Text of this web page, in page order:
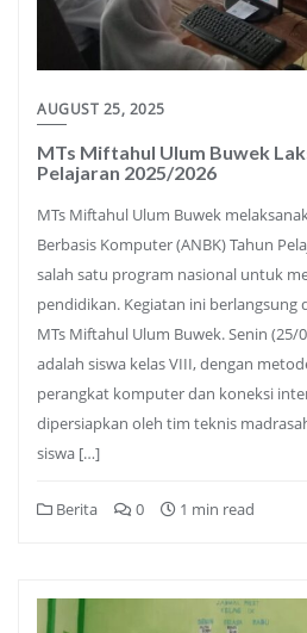
AUGUST 25, 2025
MTs Miftahul Ulum Buwek
Pelajaran 2025/2026
MTs Miftahul Ulum Buwek
Berbasis Komputer (ANBK) Tahun
salah satu program nasional untuk
pendidikan. Kegiatan ini
MTs Miftahul Ulum Buwek. Senin (25/
adalah siswa kelas VIII, dengan
perangkat komputer dan koneksi
dipersiapkan oleh tim teknis
siswa […]
Berita 0 1 min read